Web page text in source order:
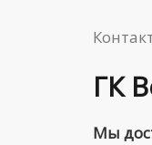
ГК
Мы